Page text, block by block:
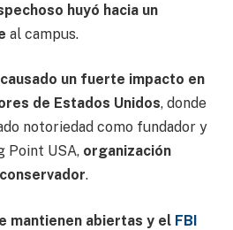
huyó hacia un
al campus.
causado un fuerte impacto en
de Estados Unidos, donde
notoriedad como fundador y
Point USA, organización
.
mantienen abiertas y el FBI